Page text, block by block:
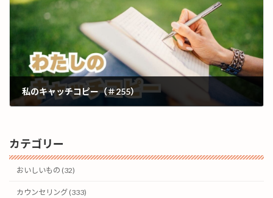
私のキャッチコピー（＃255）
カテゴリー
おいしいもの (32)
カウンセリング (333)